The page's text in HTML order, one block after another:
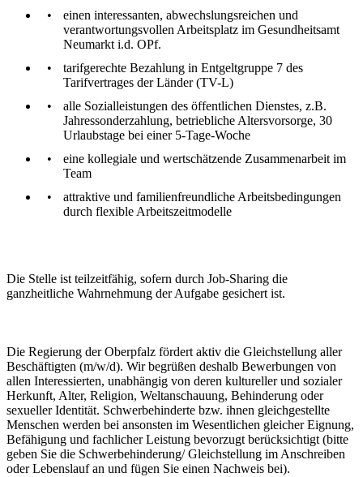
einen interessanten, abwechslungsreichen und
verantwortungsvollen Arbeitsplatz im Gesundheitsamt
Neumarkt i.d. OPf.
tarifgerechte Bezahlung in Entgeltgruppe 7 des
Tarifvertrages der Länder (TV-L)
alle Sozialleistungen des öffentlichen Dienstes, z.B.
Jahressonderzahlung, betriebliche Altersvorsorge, 30
Urlaubstage bei einer 5-Tage-Woche
eine kollegiale und wertschätzende Zusammenarbeit im
Team
attraktive und familienfreundliche Arbeitsbedingungen
durch flexible Arbeitszeitmodelle
Die Stelle ist teilzeitfähig, sofern durch Job-Sharing die
ganzheitliche Wahrnehmung der Aufgabe gesichert ist.
Die Regierung der Oberpfalz fördert aktiv die Gleichstellung aller
Beschäftigten (m/w/d). Wir begrüßen deshalb Bewerbungen von
allen Interessierten, unabhängig von deren kultureller und sozialer
Herkunft, Alter, Religion, Weltanschauung, Behinderung oder
sexueller Identität. Schwerbehinderte bzw. ihnen gleichgestellte
Menschen werden bei ansonsten im Wesentlichen gleicher Eignung,
Befähigung und fachlicher Leistung bevorzugt berücksichtigt (bitte
geben Sie die Schwerbehinderung/ Gleichstellung im Anschreiben
oder Lebenslauf an und fügen Sie einen Nachweis bei).